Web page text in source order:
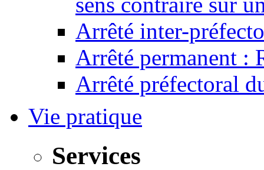
Arrêté inter-
Arrêté permanent :
Arrêté préfectoral
Vie pratique
Services